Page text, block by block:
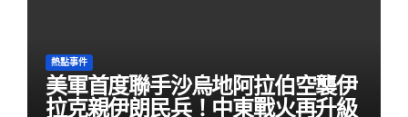
熱點事件
美軍首度聯手沙烏地阿拉伯空襲伊
拉克親伊朗民兵！中東戰火再升級